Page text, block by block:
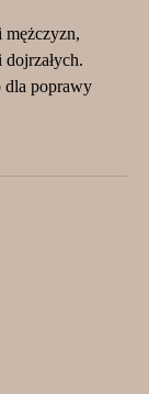
mężczyzn,
dla poprawy